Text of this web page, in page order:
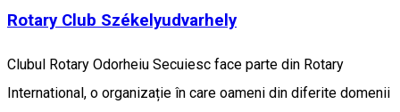
Rotary Club Székelyudvarhely
Clubul Rotary Odorheiu Secuiesc face parte din Rotary
International, o organizație în care oameni din diferite domenii